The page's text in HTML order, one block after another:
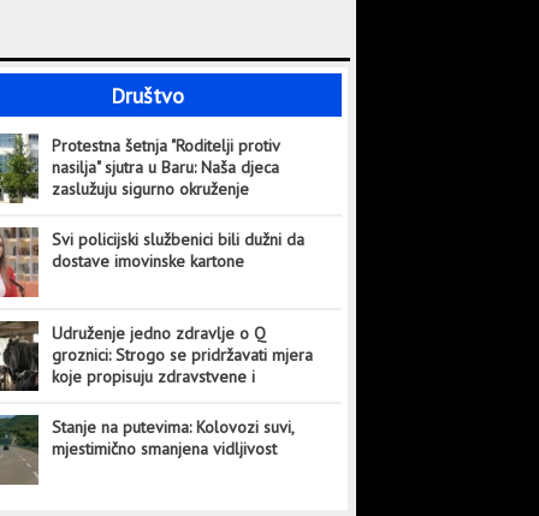
Društvo
Protestna šetnja "Roditelji protiv
nasilja" sjutra u Baru: Naša djeca
zaslužuju sigurno okruženje
Svi policijski službenici bili dužni da
dostave imovinske kartone
Udruženje jedno zdravlje o Q
groznici: Strogo se pridržavati mjera
koje propisuju zdravstvene i
Stanje na putevima: Kolovozi suvi,
mjestimično smanjena vidljivost